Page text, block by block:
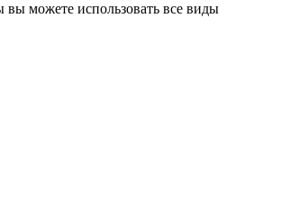
вы можете использовать все виды